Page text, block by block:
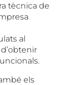
tècnica de
al
els